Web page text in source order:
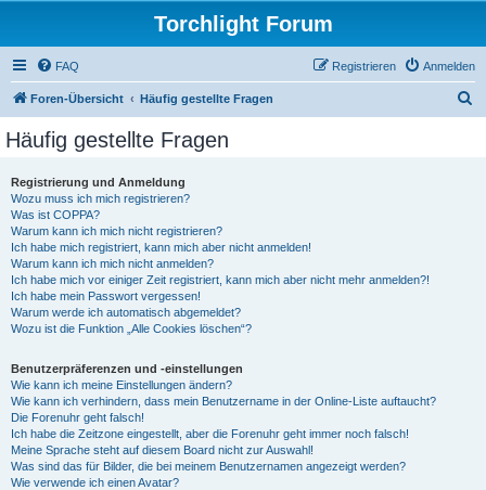
Torchlight Forum
FAQ Anmelden
Registrieren
Foren-Übersicht Häufig gestellte Fragen
Häufig gestellte Fragen
Registrierung und Anmeldung
Wozu muss ich mich registrieren?
Was ist COPPA?
Warum kann ich mich nicht registrieren?
Ich habe mich registriert, kann mich aber nicht anmelden!
Warum kann ich mich nicht anmelden?
Ich habe mich vor einiger Zeit registriert, kann mich aber nicht mehr anmelden?!
Ich habe mein Passwort vergessen!
Warum werde ich automatisch abgemeldet?
Wozu ist die Funktion „Alle Cookies löschen“?
Benutzerpräferenzen und -einstellungen
Wie kann ich meine Einstellungen ändern?
Wie kann ich verhindern, dass mein Benutzername in der Online-Liste auftaucht?
Die Forenuhr geht falsch!
Ich habe die Zeitzone eingestellt, aber die Forenuhr geht immer noch falsch!
Meine Sprache steht auf diesem Board nicht zur Auswahl!
Was sind das für Bilder, die bei meinem Benutzernamen angezeigt werden?
Wie verwende ich einen Avatar?